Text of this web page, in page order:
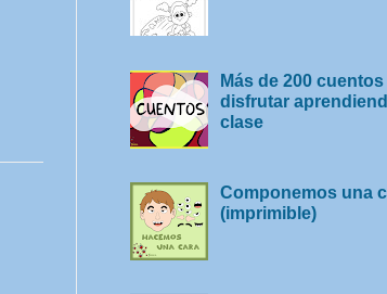
Más de 200
disfrutar
clase
Componemos una
(imprimible)